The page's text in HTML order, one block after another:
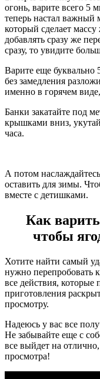
огонь, варите всего 5
теперь настал
который сделает
добавлять сразу же
сразу, то увидите
Варите еще буквально
без замедления
именно в горячем
Банки закатайте под
крышками вниз,
часа.
А потом
оставить для зимы.
вместе с детишками.
Как
чтобы
Хотите найти самый
нужно перепробовать
все действия,
приготовления
просмотру.
Надеюсь у вас все
Не забывайте еще с
все выйдет на
просмотра!